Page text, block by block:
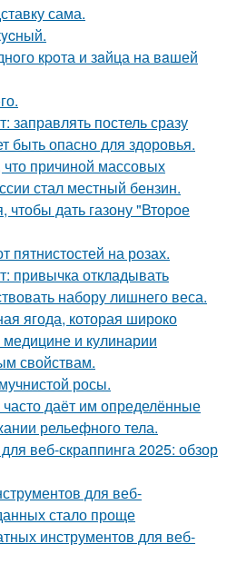
сама.
кpoта и зaйца на вaшей
заправлять постель сразу
быть опасно для здоровья.
причиной массовых
стал местный бензин.
дать газону "Второе
пятнистостей на розах.
привычка откладывать
набору лишнего веса.
ягода, которая широко
и кулинарии
свойствам.
росы.
даёт им определённые
рельефного тела.
веб-скраппинга 2025: обзор
для веб-
стало проще
инструментов для веб-